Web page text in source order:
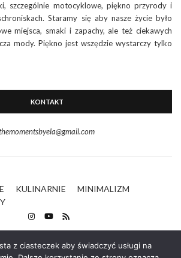
szczególnie motocyklowe, piękno przyrody i
Staramy się aby nasze życie było
miejsca, smaki i zapachy, ale też ciekawych
mody. Piękno jest wszędzie wystarczy tylko
KONTAKT
KULINARNIE
MINIMALIZM
z ciasteczek aby świadczyć usługi na